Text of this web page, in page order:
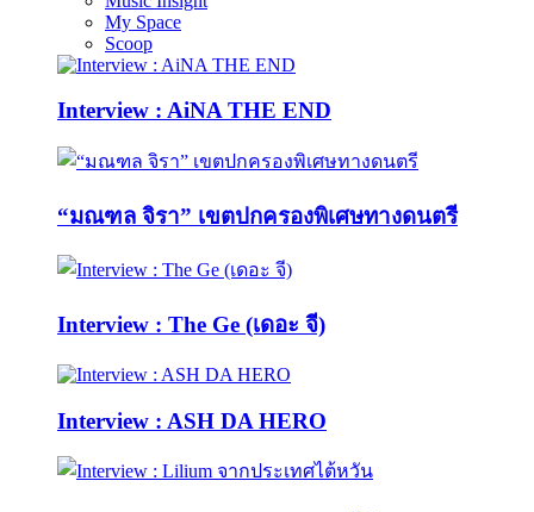
My Space
Scoop
Interview : AiNA THE END
“มณฑล จิรา” เขตปกครองพิเศษทางดนตรี
Interview : The Ge (เดอะ จี)
Interview : ASH DA HERO